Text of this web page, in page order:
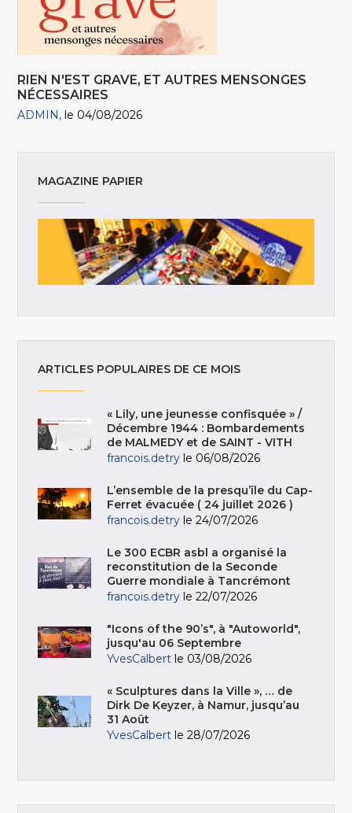
RIEN N'EST GRAVE, ET AUTRES MENSONGES
NÉCESSAIRES
ADMIN le 04/08/2026
MAGAZINE PAPIER
ARTICLES POPULAIRES DE CE MOIS
« Lily, une jeunesse confisquée » /
Décembre 1944 : Bombardements
de MALMEDY et de SAINT - VITH
francois.detry le 06/08/2026
L’ensemble de la presqu’île du Cap-
Ferret évacuée ( 24 juillet 2026 )
francois.detry le 24/07/2026
Le 300 ECBR asbl a organisé la
reconstitution de la Seconde
Guerre mondiale à Tancrémont
francois.detry le 22/07/2026
"Icons of the 90’s", à "Autoworld",
jusqu'au 06 Septembre
YvesCalbert le 03/08/2026
« Sculptures dans la Ville », … de
Dirk De Keyzer, à Namur, jusqu’au
31 Août
YvesCalbert le 28/07/2026